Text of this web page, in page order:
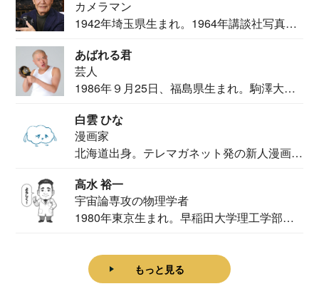
カメラマン
1942年埼玉県生まれ。1964年講談社写真部
あばれる君
芸人
1986年９月25日、福島県生まれ。駒澤大学
白雲 ひな
漫画家
北海道出身。テレマガネット発の新人漫画
高水 裕一
宇宙論専攻の物理学者
1980年東京生まれ。早稲田大学理工学部物
もっと見る